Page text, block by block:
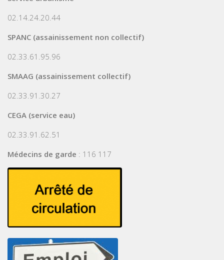
02.14.24.20.44
SPANC (assainissement non collectif)
02.33.61.95.96
SMAAG (assainissement collectif)
02.33.91.30.27
CEGA (service eau)
02.33.91.62.51
Médecins de garde : 116 117